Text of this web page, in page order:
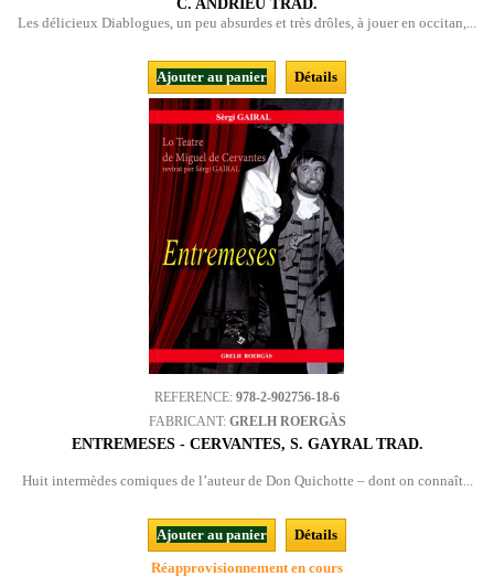
C. ANDRIEU TRAD.
Les délicieux Diablogues, un peu absurdes et très drôles, à jouer en occitan,...
Ajouter au panier Détails
REFERENCE: 978-2-902756-18-6
FABRICANT: GRELH ROERGÀS
ENTREMESES - CERVANTES, S. GAYRAL TRAD.
Huit intermèdes comiques de l’auteur de Don Quichotte – dont on connaît...
Ajouter au panier
Détails
Réapprovisionnement en cours